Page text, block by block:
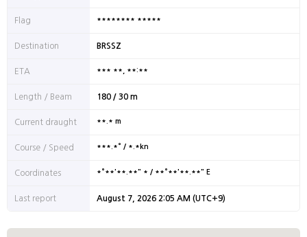
Flag ******** *****
Destination BRSSZ
ETA *** **, **:**
Length / Beam 180 / 30 m
Current draught **.* m
Course / Speed ***.*° / *.*kn
Coordinates *°**'**.**" * / **°**'**.**" E
Last report August 7, 2026 2:05 AM (UTC+9)